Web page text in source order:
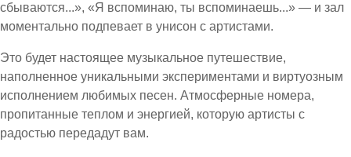
сбываются...», «Я вспоминаю, ты вспоминаешь...» — и зал
моментально подпевает в унисон с артистами.
Это будет настоящее музыкальное путешествие,
наполненное уникальными экспериментами и виртуозным
исполнением любимых песен. Атмосферные номера,
пропитанные теплом и энергией, которую артисты с
радостью передадут вам.